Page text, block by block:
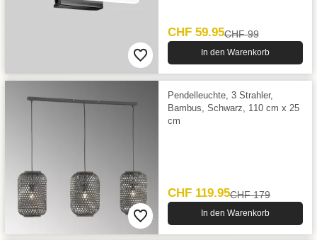
CHF 59.95CHF 99
In den Warenkorb
Pendelleuchte, 3 Strahler,
Bambus, Schwarz, 110 cm x 25
cm
CHF 119.95CHF 179
In den Warenkorb